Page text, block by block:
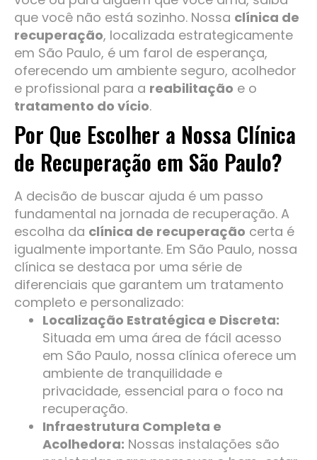
que você não está sozinho. Nossa clínica de
recuperação, localizada estrategicamente
em São Paulo, é um farol de esperança,
oferecendo um ambiente seguro, acolhedor
e profissional para a reabilitação e o
tratamento do vício.
Por Que Escolher a Nossa Clínica
de Recuperação em São Paulo?
A decisão de buscar ajuda é um passo
fundamental na jornada de recuperação. A
escolha da clínica de recuperação certa é
igualmente importante. Em São Paulo, nossa
clínica se destaca por uma série de
diferenciais que garantem um tratamento
completo e personalizado:
Localização Estratégica e Discreta:
Situada em uma área de fácil acesso
em São Paulo, nossa clínica oferece um
ambiente de tranquilidade e
privacidade, essencial para o foco na
recuperação.
Infraestrutura Completa e
Acolhedora: Nossas instalações são